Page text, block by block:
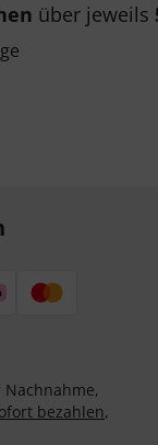
über jeweils
bezahlen,